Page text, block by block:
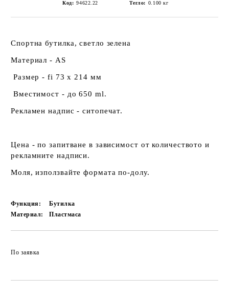
Код: 94622.22 Тегло: 0.100 кг
Спортна бутилка, светло зелена
Материал - AS
Размер - fi 73 х 214 мм
Вместимост - до 650 ml.
Рекламен надпис - ситопечат.
Цена - по запитване в зависимост от количеството и
рекламните надписи.
Моля, използвайте формата по-долу.
Функция:
Бутилка
Материал:
Пластмаса
По заявка